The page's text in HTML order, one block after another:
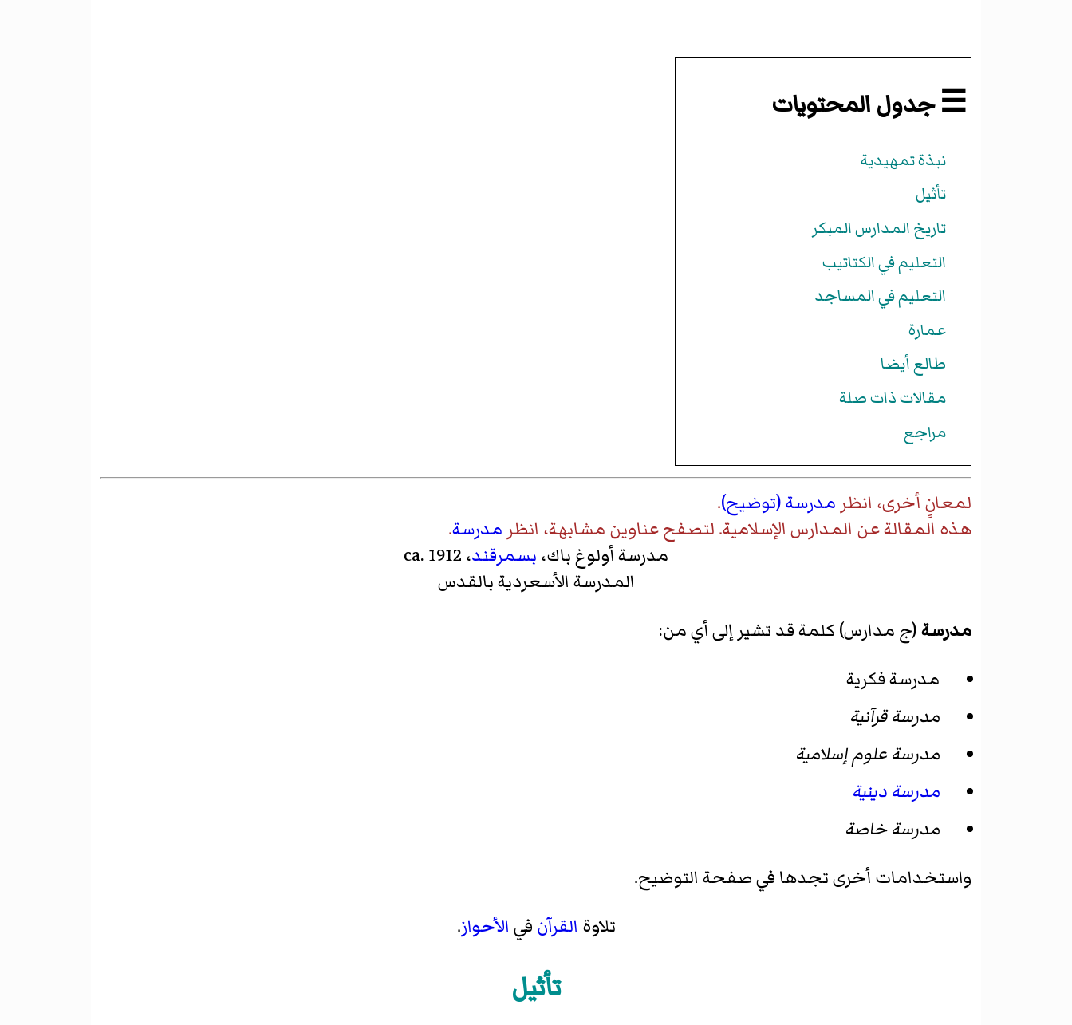
☰ جدول المحتويات
نبذة تمهيدية
تأثيل
تاريخ المدارس المبكر
التعليم في الكتاتيب
التعليم في المساجد
عمارة
طالع أيضا
مقالات ذات صلة
مراجع
لمعانٍ أخرى، انظر مدرسة (توضيح).
هذه المقالة عن المدارس الإسلامية. لتصفح عناوين مشابهة، انظر مدرسة.
مدرسة أولوغ باك، بسمرقند، ca. 1912
المدرسة الأسعرديةبالقدس
مدرسة(ج مدارس) كلمة قد تشير إلى أي من:
مدرسة فكرية
مدرسة قرآنية
مدرسة علوم إسلامية
مدرسة دينية
مدرسة خاصة
واستخدامات أخرى تجدها في صفحة التوضيح.
تلاوة القرآن في الأحواز.
تأثيل